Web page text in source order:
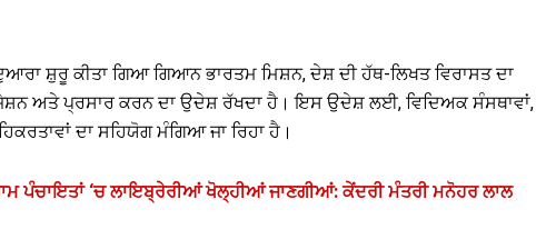
ਸ਼ੁਰੂ ਕੀਤਾ ਗਿਆ ਗਿਆਨ ਭਾਰਤਮ ਮਿਸ਼ਨ, ਦੇਸ਼ ਦੀ ਹੱਥ-ਲਿਖਤ ਵਿਰਾਸਤ ਦਾ
ਅਤੇ ਪ੍ਰਸਾਰ ਕਰਨ ਦਾ ਉਦੇਸ਼ ਰੱਖਦਾ ਹੈ। ਇਸ ਉਦੇਸ਼ ਲਈ, ਵਿਦਿਅਕ ਸੰਸਥਾਵਾਂ,
ਦਾ ਸਹਿਯੋਗ ਮੰਗਿਆ ਜਾ ਰਿਹਾ ਹੈ।
ਪੰਚਾਇਤਾਂ ‘ਚ ਲਾਇਬ੍ਰੇਰੀਆਂ ਖੋਲ੍ਹੀਆਂ ਜਾਣਗੀਆਂ: ਕੇਂਦਰੀ ਮੰਤਰੀ ਮਨੋਹਰ ਲਾਲ